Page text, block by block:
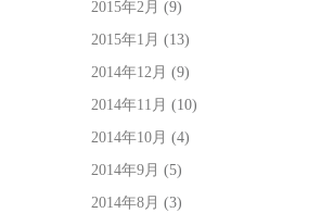
2015年2月 (9)
2015年1月 (13)
2014年12月 (9)
2014年11月 (10)
2014年10月 (4)
2014年9月 (5)
2014年8月 (3)